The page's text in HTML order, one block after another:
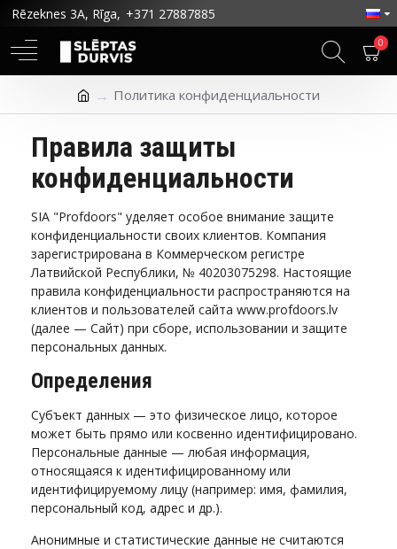
Rēzeknes 3A, Rīga, +371 27887885
0
Политика конфиденциальности
Правила защиты
конфиденциальности
SIA "Profdoors" уделяет особое внимание защите
конфиденциальности своих клиентов. Компания
зарегистрирована в Коммерческом регистре
Латвийской Республики, № 40203075298. Настоящие
правила конфиденциальности распространяются на
клиентов и пользователей сайта www.profdoors.lv
(далее — Сайт) при сборе, использовании и защите
персональных данных.
Определения
Субъект данных — это физическое лицо, которое
может быть прямо или косвенно идентифицировано.
Персональные данные — любая информация,
относящаяся к идентифицированному или
идентифицируемому лицу (например: имя, фамилия,
персональный код, адрес и др.).
Анонимные и статистические данные не считаются